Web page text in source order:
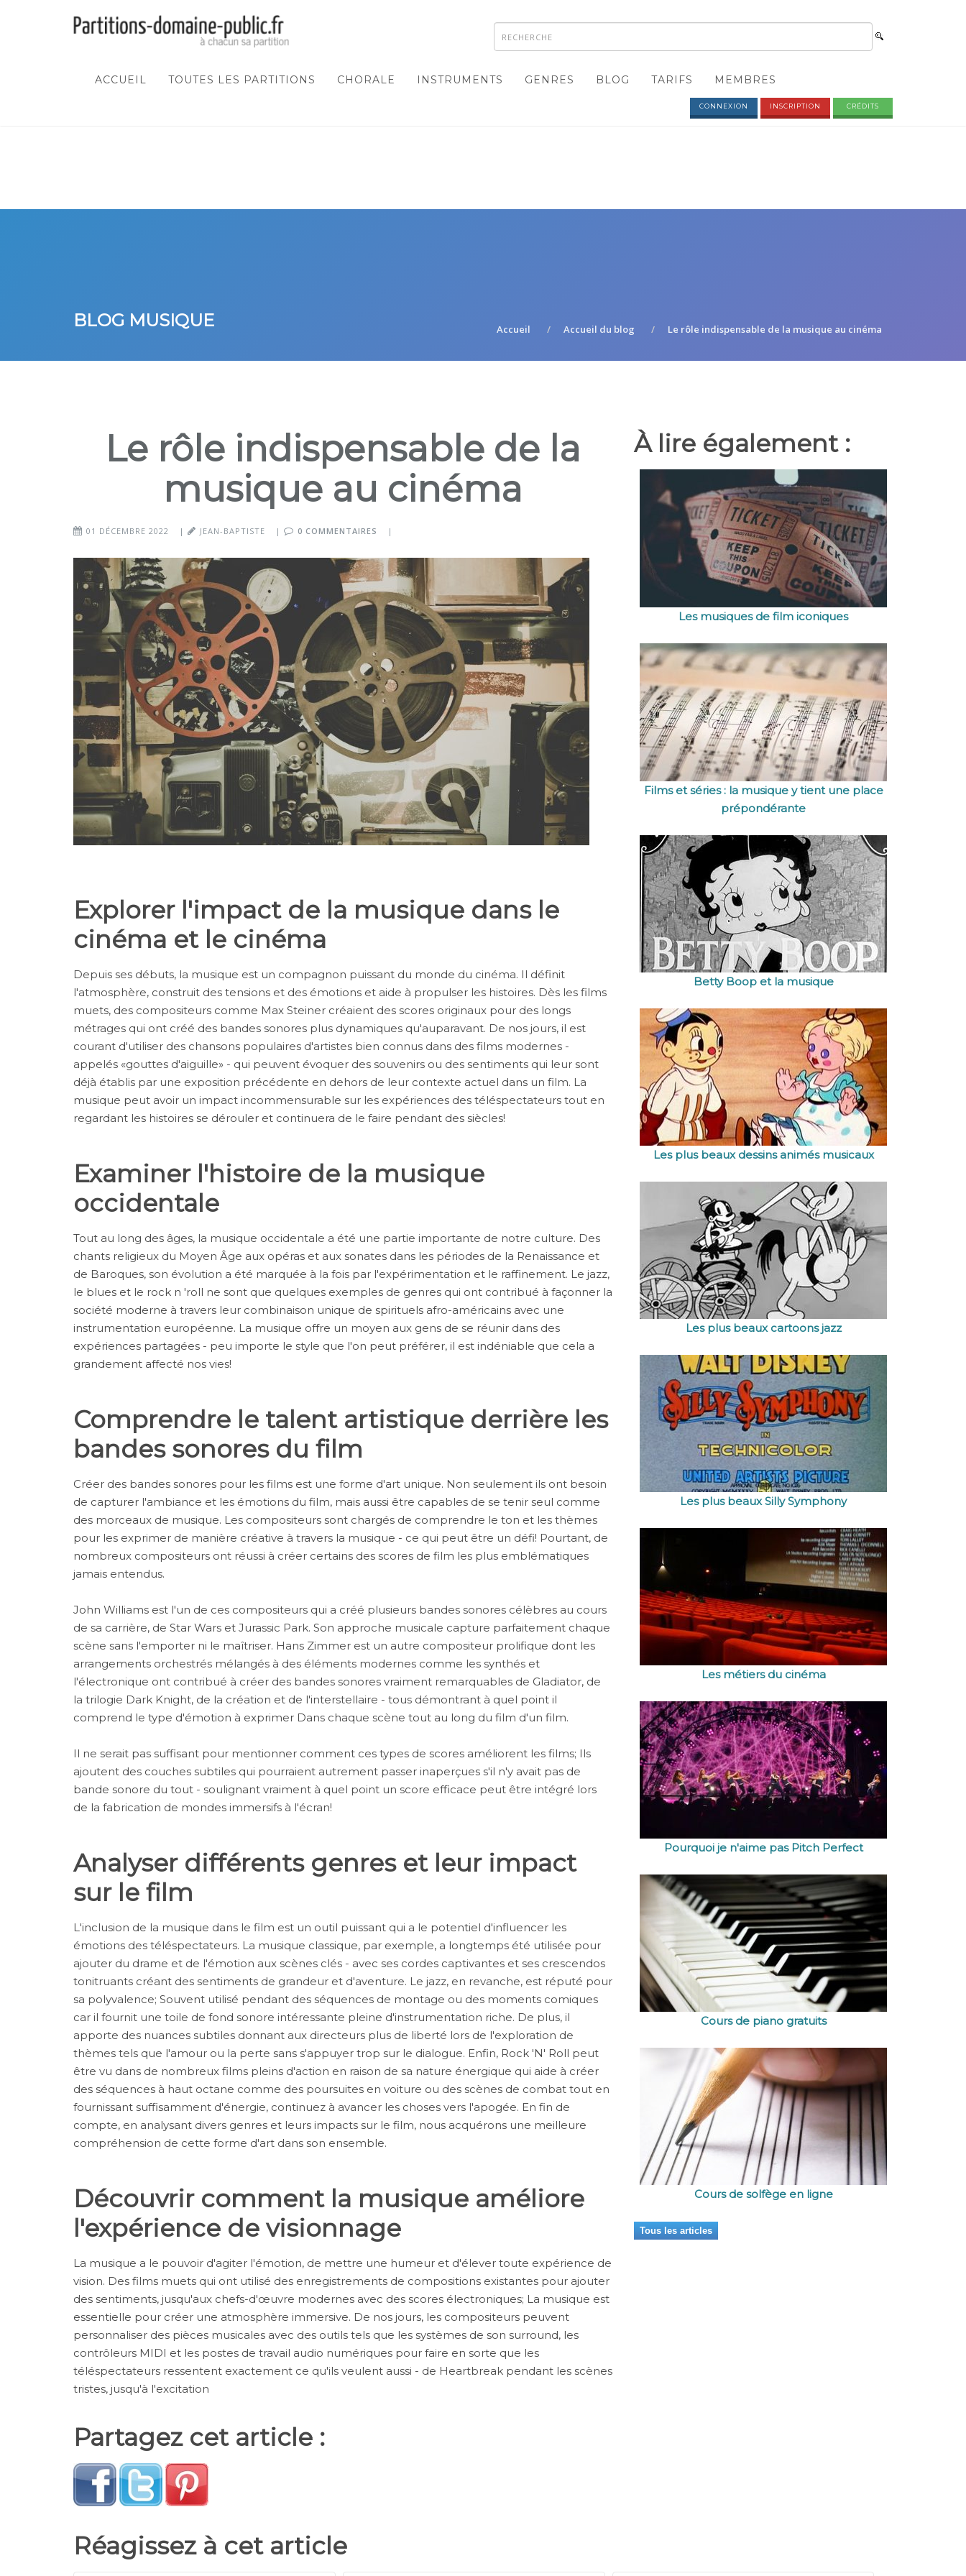
ACCUEIL TOUTES LES PARTITIONS CHORALE INSTRUMENTS GENRES BLOG TARIFS MEMBRES
CONNEXION INSCRIPTION CRÉDITS
BLOG MUSIQUE Accueil Accueil du blog Le rôle indispensable de la musique au cinéma
Le rôle indispensable de la
musique au cinéma
01 DÉCEMBRE 2022 | JEAN-BAPTISTE | 0 COMMENTAIRES |
Explorer l'impact de la musique dans le
cinéma et le cinéma
Depuis ses débuts, la musique est un compagnon puissant du monde du cinéma. Il définit
l'atmosphère, construit des tensions et des émotions et aide à propulser les histoires. Dès les films
muets, des compositeurs comme Max Steiner créaient des scores originaux pour des longs
métrages qui ont créé des bandes sonores plus dynamiques qu'auparavant. De nos jours, il est
courant d'utiliser des chansons populaires d'artistes bien connus dans des films modernes -
appelés «gouttes d'aiguille» - qui peuvent évoquer des souvenirs ou des sentiments qui leur sont
déjà établis par une exposition précédente en dehors de leur contexte actuel dans un film. La
musique peut avoir un impact incommensurable sur les expériences des téléspectateurs tout en
regardant les histoires se dérouler et continuera de le faire pendant des siècles!
Examiner l'histoire de la musique
occidentale
Tout au long des âges, la musique occidentale a été une partie importante de notre culture. Des
chants religieux du Moyen Âge aux opéras et aux sonates dans les périodes de la Renaissance et
de Baroques, son évolution a été marquée à la fois par l'expérimentation et le raffinement. Le jazz,
le blues et le rock n 'roll ne sont que quelques exemples de genres qui ont contribué à façonner la
société moderne à travers leur combinaison unique de spirituels afro-américains avec une
instrumentation européenne. La musique offre un moyen aux gens de se réunir dans des
expériences partagées - peu importe le style que l'on peut préférer, il est indéniable que cela a
grandement affecté nos vies!
Comprendre le talent artistique derrière les
bandes sonores du film
Créer des bandes sonores pour les films est une forme d'art unique. Non seulement ils ont besoin
de capturer l'ambiance et les émotions du film, mais aussi être capables de se tenir seul comme
des morceaux de musique. Les compositeurs sont chargés de comprendre le ton et les thèmes
pour les exprimer de manière créative à travers la musique - ce qui peut être un défi! Pourtant, de
nombreux compositeurs ont réussi à créer certains des scores de film les plus emblématiques
jamais entendus.
John Williams est l'un de ces compositeurs qui a créé plusieurs bandes sonores célèbres au cours
de sa carrière, de Star Wars et Jurassic Park. Son approche musicale capture parfaitement chaque
scène sans l'emporter ni le maîtriser. Hans Zimmer est un autre compositeur prolifique dont les
arrangements orchestrés mélangés à des éléments modernes comme les synthés et
l'électronique ont contribué à créer des bandes sonores vraiment remarquables de Gladiator, de
la trilogie Dark Knight, de la création et de l'interstellaire - tous démontrant à quel point il
comprend le type d'émotion à exprimer Dans chaque scène tout au long du film d'un film.
Il ne serait pas suffisant pour mentionner comment ces types de scores améliorent les films; Ils
ajoutent des couches subtiles qui pourraient autrement passer inaperçues s'il n'y avait pas de
bande sonore du tout - soulignant vraiment à quel point un score efficace peut être intégré lors
de la fabrication de mondes immersifs à l'écran!
Analyser différents genres et leur impact
sur le film
L'inclusion de la musique dans le film est un outil puissant qui a le potentiel d'influencer les
émotions des téléspectateurs. La musique classique, par exemple, a longtemps été utilisée pour
ajouter du drame et de l'émotion aux scènes clés - avec ses cordes captivantes et ses crescendos
tonitruants créant des sentiments de grandeur et d'aventure. Le jazz, en revanche, est réputé pour
sa polyvalence; Souvent utilisé pendant des séquences de montage ou des moments comiques
car il fournit une toile de fond sonore intéressante pleine d'instrumentation riche. De plus, il
apporte des nuances subtiles donnant aux directeurs plus de liberté lors de l'exploration de
thèmes tels que l'amour ou la perte sans s'appuyer trop sur le dialogue. Enfin, Rock 'N' Roll peut
être vu dans de nombreux films pleins d'action en raison de sa nature énergique qui aide à créer
des séquences à haut octane comme des poursuites en voiture ou des scènes de combat tout en
fournissant suffisamment d'énergie, continuez à avancer les choses vers l'apogée. En fin de
compte, en analysant divers genres et leurs impacts sur le film, nous acquérons une meilleure
compréhension de cette forme d'art dans son ensemble.
Découvrir comment la musique améliore
l'expérience de visionnage
La musique a le pouvoir d'agiter l'émotion, de mettre une humeur et d'élever toute expérience de
vision. Des films muets qui ont utilisé des enregistrements de compositions existantes pour ajouter
des sentiments, jusqu'aux chefs-d'œuvre modernes avec des scores électroniques; La musique est
essentielle pour créer une atmosphère immersive. De nos jours, les compositeurs peuvent
personnaliser des pièces musicales avec des outils tels que les systèmes de son surround, les
contrôleurs MIDI et les postes de travail audio numériques pour faire en sorte que les
téléspectateurs ressentent exactement ce qu'ils veulent aussi - de Heartbreak pendant les scènes
tristes, jusqu'à l'excitation
Partagez cet article :
À lire également :
Les musiques de film iconiques
Films et séries : la musique y tient une place
prépondérante
Betty Boop et la musique
Les plus beaux dessins animés musicaux
Les plus beaux cartoons jazz
Les plus beaux Silly Symphony
Les métiers du cinéma
Pourquoi je n'aime pas Pitch Perfect
Cours de piano gratuits
Cours de solfège en ligne
Tous les articles
Réagissez à cet article